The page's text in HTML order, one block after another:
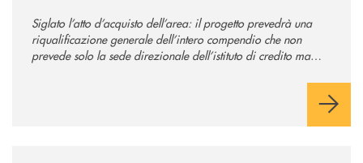
Siglato l’atto d’acquisto dell’area: il progetto prevedrà una
riqualificazione generale dell’intero compendio che non
prevede solo la sede direzionale dell’istituto di credito ma